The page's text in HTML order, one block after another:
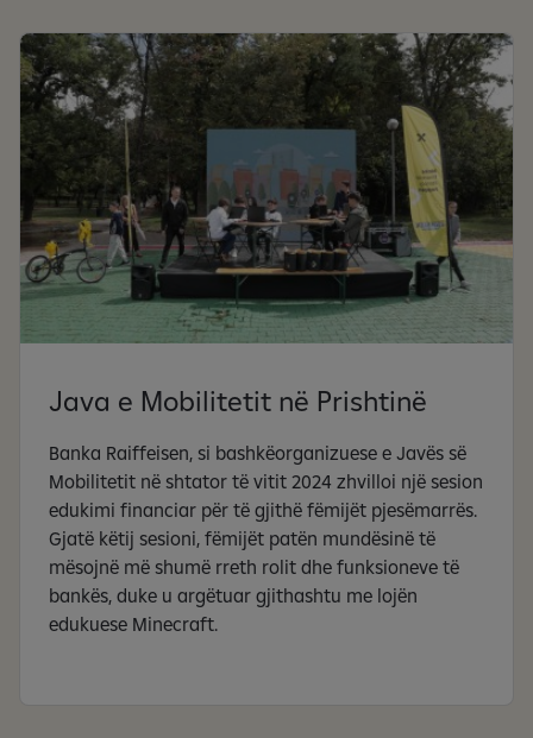
Java e Mobilitetit në Prishtinë
Banka Raiffeisen, si bashkëorganizuese e Javës së
Mobilitetit në shtator të vitit 2024 zhvilloi një sesion
edukimi financiar për të gjithë fëmijët pjesëmarrës.
Gjatë këtij sesioni, fëmijët patën mundësinë të
mësojnë më shumë rreth rolit dhe funksioneve të
bankës, duke u argëtuar gjithashtu me lojën
edukuese Minecraft.